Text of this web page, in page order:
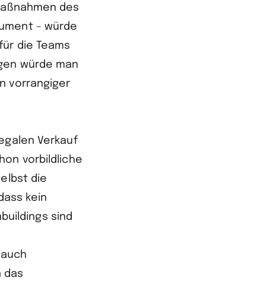
des
– würde
die Teams
würde man
vorrangiger
Verkauf
vorbildliche
die
kein
sind
das